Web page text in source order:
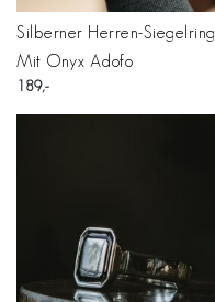
Silberner Herren-Siegelring
Mit Onyx Adofo
189